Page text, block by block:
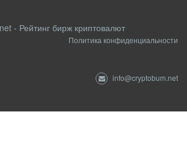
- Рейтинг бирж криптовалют
Политика конфиденциальности
info@cryptobum.net